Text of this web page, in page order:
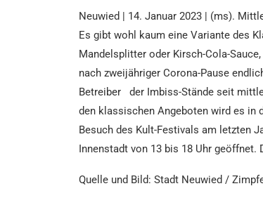
Neuwied | 14. Januar 2023 | (ms).
Es gibt wohl kaum eine Variante des
Mandelsplitter oder Kirsch-Cola-
nach zweijähriger Corona-Pause
Betreiber der Imbiss-Stände seit
den klassischen Angeboten wird es in
Besuch des Kult-Festivals am letzten
Innenstadt von 13 bis 18 Uhr geöffnet.
Quelle und Bild: Stadt Neuwied /